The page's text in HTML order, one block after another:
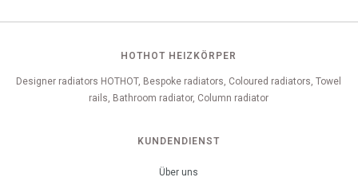
HOTHOT HEIZKÖRPER
Designer radiators HOTHOT, Bespoke radiators, Coloured radiators, Towel
rails, Bathroom radiator, Column radiator
KUNDENDIENST
Über uns